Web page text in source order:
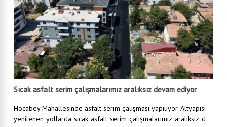
Sıcak asfalt serim çalışmalarımız aralıksız devam ediyor
Hocabey Mahallesinde asfalt serim çalışması yapılıyor. Altyapısı
yenilenen yollarda sıcak asfalt serim çalışmalarımız aralıksız d